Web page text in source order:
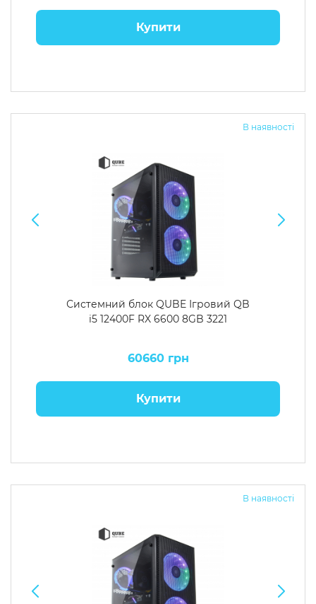
Купити
В наявності
Системний блок QUBE Ігровий QB
i5 12400F RX 6600 8GB 3221
60660 грн
Купити
В наявності